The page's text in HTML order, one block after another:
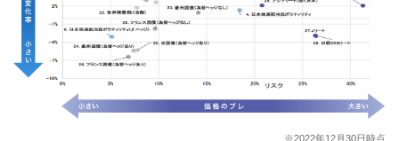
※2022年12月30日時点